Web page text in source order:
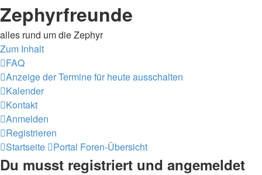
Zephyrfreunde
alles rund um die Zephyr
Zum Inhalt
FAQ
Anzeige der Termine für heute ausschalten
Kalender
Kontakt
Anmelden
Registrieren
Startseite
Portal Foren-Übersicht
Du musst registriert und angemeldet